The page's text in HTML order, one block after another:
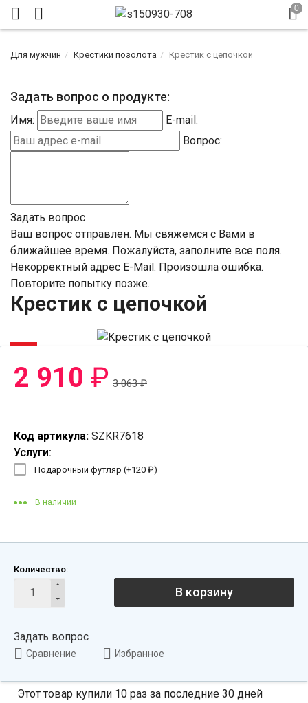
Для мужчин Крестики позолота Крестик с цепочкой
Задать вопрос о продукте:
Имя:
E-mail:
Вопрос:
Задать вопрос
Ваш вопрос отправлен. Мы свяжемся с Вами в
ближайшее время. Пожалуйста, заполните все поля.
Некорректный адрес E-Mail. Произошла ошибка.
Повторите попытку позже.
Крестик с цепочкой
-5%
2 910 ₽ 3 063₽
Код артикула: SZKR7618
Услуги:
Подарочный футляр (+120 ₽)
В наличии
Количество:
В корзину
Задать вопрос
Сравнение Избранное
Этот товар купили 10 раз за последние 30 дней